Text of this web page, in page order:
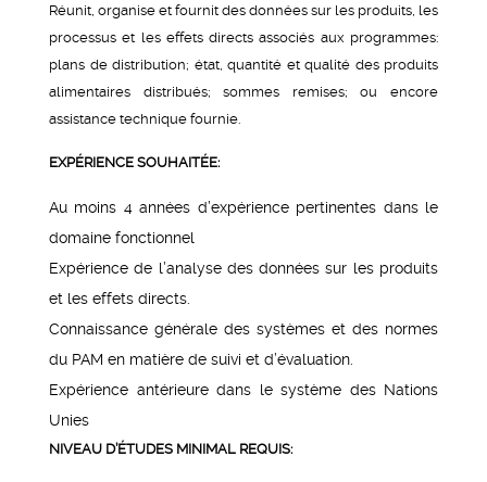
Réunit, organise et fournit des données sur les produits, les
processus et les effets directs associés aux programmes:
plans de distribution; état, quantité et qualité des produits
alimentaires distribués; sommes remises; ou encore
assistance technique fournie.
EXPÉRIENCE SOUHAITÉE:
Au moins 4 années d’expérience pertinentes dans le
domaine fonctionnel
Expérience de l’analyse des données sur les produits
et les effets directs.
Connaissance générale des systèmes et des normes
du PAM en matière de suivi et d’évaluation.
Expérience antérieure dans le système des Nations
Unies
NIVEAU D’ÉTUDES MINIMAL REQUIS: